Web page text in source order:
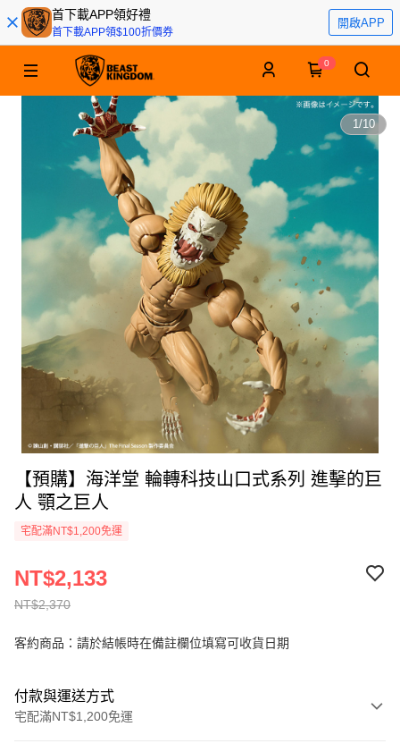
首下載APP領好禮
首下載APP領$100折價券
開啟APP
0
1/10
【預購】海洋堂 輪轉科技山口式系列 進擊的巨
人 顎之巨人
宅配滿NT$1,200免運
NT$2,370
NT$2,133
客約商品：請於結帳時在備註欄位填寫可收貨日期
付款與運送方式
宅配滿NT$1,200免運